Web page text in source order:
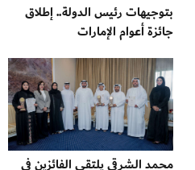
بتوجيهات رئيس الدولة.. إطلاق
جائزة أعوام الإمارات
محمد الشرقي يلتقي الفائزين في